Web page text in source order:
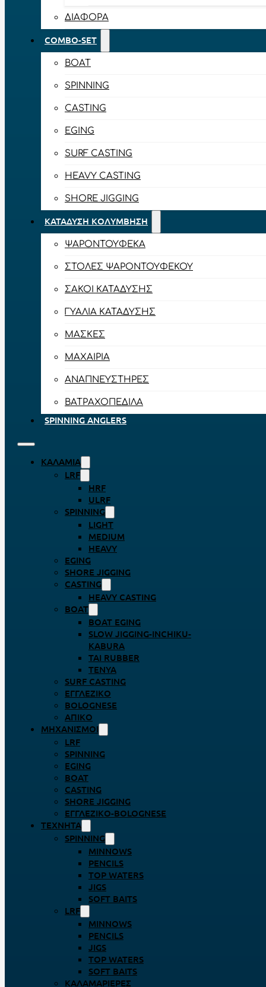
ΔΙΆΦΟΡΑ
COMBO-SET
BOAT
SPINNING
CASTING
EGING
SURF CASTING
HEAVY CASTING
SHORE JIGGING
ΚΑΤΆΔΥΣΗ ΚΟΛΎΜΒΗΣΗ
ΨΑΡΟΝΤΟΎΦΕΚΑ
ΣΤΟΛΈΣ ΨΑΡΟΝΤΟΎΦΕΚΟΥ
ΣΆΚΟΙ ΚΑΤΆΔΥΣΗΣ
ΓΥΑΛΙΆ ΚΑΤΆΔΥΣΗΣ
ΜΆΣΚΕΣ
ΜΑΧΑΊΡΙΑ
ΑΝΑΠΝΕΥΣΤΉΡΕΣ
ΒΑΤΡΑΧΟΠΈΔΙΛΑ
SPINNING ANGLERS
ΚΑΛΆΜΙΑ
LRF
HRF
ULRF
SPINNING
LIGHT
MEDIUM
HEAVY
EGING
SHORE JIGGING
CASTING
HEAVY CASTING
BOAT
BOAT EGING
SLOW JIGGING-INCHIKU-
KABURA
TAI RUBBER
TENYA
SURF CASTING
ΕΓΓΛΈΖΙΚΟ
BOLOGNESE
ΑΠΊΚΟ
ΜΗΧΑΝΙΣΜΟΊ
LRF
SPINNING
EGING
BOAT
CASTING
SHORE JIGGING
ΕΓΓΛΈΖΙΚΟ-BOLOGNESE
ΤΕΧΝΗΤΆ
SPINNING
MINNOWS
PENCILS
TOP WATERS
JIGS
SOFT BAITS
LRF
MINNOWS
PENCILS
JIGS
TOP WATERS
SOFT BAITS
ΚΑΛΑΜΑΡΙΈΡΕΣ